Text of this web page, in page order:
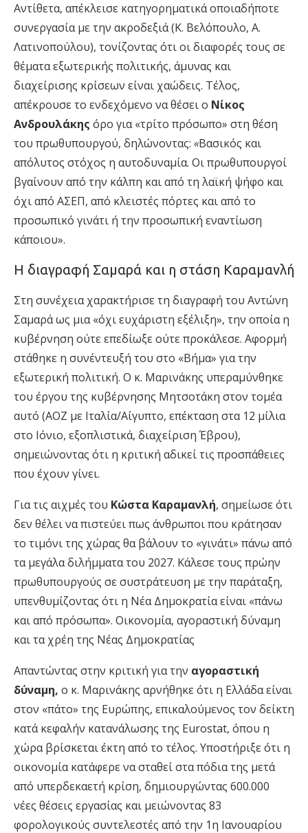
Αντίθετα, απέκλεισε κατηγορηματικά οποιαδήποτε
συνεργασία με την ακροδεξιά (Κ. Βελόπουλο, Α.
Λατινοπούλου), τονίζοντας ότι οι διαφορές τους σε
θέματα εξωτερικής πολιτικής, άμυνας και
διαχείρισης κρίσεων είναι χαώδεις. Τέλος,
απέκρουσε το ενδεχόμενο να θέσει ο Νίκος
Ανδρουλάκης όρο για «τρίτο πρόσωπο» στη θέση
του πρωθυπουργού, δηλώνοντας: «Βασικός και
απόλυτος στόχος η αυτοδυναμία. Οι πρωθυπουργοί
βγαίνουν από την κάλπη και από τη λαϊκή ψήφο και
όχι από ΑΣΕΠ, από κλειστές πόρτες και από το
προσωπικό γινάτι ή την προσωπική εναντίωση
κάποιου».
Η διαγραφή Σαμαρά και η στάση Καραμανλή
Στη συνέχεια χαρακτήρισε τη διαγραφή του Αντώνη
Σαμαρά ως μια «όχι ευχάριστη εξέλιξη», την οποία η
κυβέρνηση ούτε επεδίωξε ούτε προκάλεσε. Αφορμή
στάθηκε η συνέντευξή του στο «Βήμα» για την
εξωτερική πολιτική. Ο κ. Μαρινάκης υπεραμύνθηκε
του έργου της κυβέρνησης Μητσοτάκη στον τομέα
αυτό (ΑΟΖ με Ιταλία/Αίγυπτο, επέκταση στα 12 μίλια
στο Ιόνιο, εξοπλιστικά, διαχείριση Έβρου),
σημειώνοντας ότι η κριτική αδικεί τις προσπάθειες
που έχουν γίνει.
Για τις αιχμές του Κώστα Καραμανλή, σημείωσε ότι
δεν θέλει να πιστεύει πως άνθρωποι που κράτησαν
το τιμόνι της χώρας θα βάλουν το «γινάτι» πάνω από
τα μεγάλα διλήμματα του 2027. Κάλεσε τους πρώην
πρωθυπουργούς σε συστράτευση με την παράταξη,
υπενθυμίζοντας ότι η Νέα Δημοκρατία είναι «πάνω
και από πρόσωπα». Οικονομία, αγοραστική δύναμη
και τα χρέη της Νέας Δημοκρατίας
Απαντώντας στην κριτική για την αγοραστική
δύναμη, ο κ. Μαρινάκης αρνήθηκε ότι η Ελλάδα είναι
στον «πάτο» της Ευρώπης, επικαλούμενος τον δείκτη
κατά κεφαλήν κατανάλωσης της Eurostat, όπου η
χώρα βρίσκεται έκτη από το τέλος. Υποστήριξε ότι η
οικονομία κατάφερε να σταθεί στα πόδια της μετά
από υπερδεκαετή κρίση, δημιουργώντας 600.000
νέες θέσεις εργασίας και μειώνοντας 83
φορολογικούς συντελεστές από την 1η Ιανουαρίου